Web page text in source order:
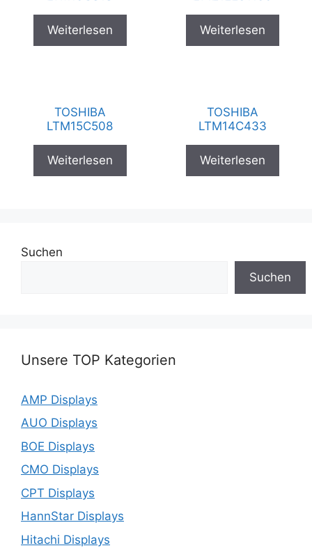
Weiterlesen Weiterlesen
TOSHIBA
LTM15C508
Weiterlesen
TOSHIBA
LTM14C433
Weiterlesen
Suchen
Suchen
Unsere TOP Kategorien
AMP Displays
AUO Displays
BOE Displays
CMO Displays
CPT Displays
HannStar Displays
Hitachi Displays